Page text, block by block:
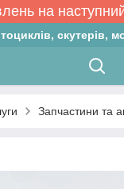
на
скутерів,
Запчастини та